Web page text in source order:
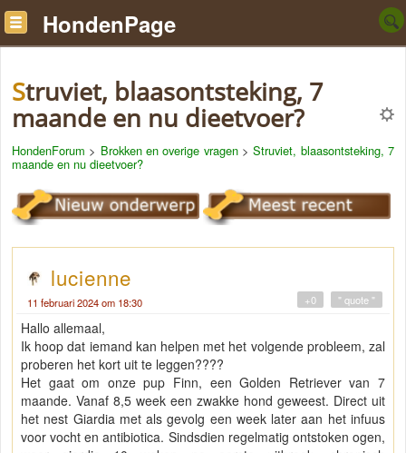
HondenPage
Struviet, blaasontsteking, 7
maande en nu dieetvoer?
HondenForum > Brokken en overige vragen>Struviet, blaasontsteking, 7
maande en nu dieetvoer?
lucienne
11 februari 2024 om 18:30 " quote "
+0
Hallo allemaal,
Ik hoop dat iemand kan helpen met het volgende probleem, zal
proberen het kort uit te leggen????
Het gaat om onze pup Finn, een Golden Retriever van 7
maande. Vanaf 8,5 week een zwakke hond geweest. Direct uit
het nest Giardia met als gevolg een week later aan het infuus
voor vocht en antibiotica. Sindsdien regelmatig ontstoken ogen,